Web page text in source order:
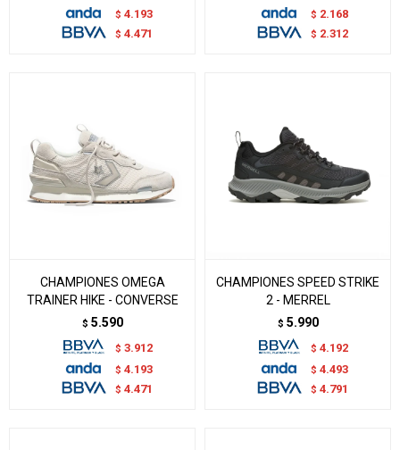
$ 4.193
$ 4.471
$ 2.168
$ 2.312
CHAMPIONES OMEGA
TRAINER HIKE - CONVERSE
$ 5.590
$ 3.912
$ 4.193
$ 4.471
CHAMPIONES SPEED STRIKE
2 - MERREL
$ 5.990
$ 4.192
$ 4.493
$ 4.791